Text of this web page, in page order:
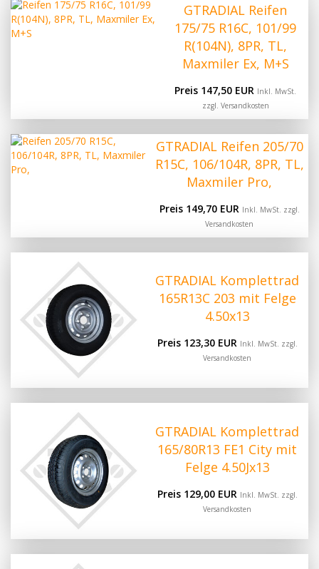
GTRADIAL Reifen
175/75 R16C, 101/99
R(104N), 8PR, TL,
Maxmiler Ex, M+S
Preis 147,50 EUR Inkl. MwSt.
zzgl. Versandkosten
GTRADIAL Reifen 205/70
R15C, 106/104R, 8PR, TL,
Maxmiler Pro,
Preis 149,70 EUR Inkl. MwSt. zzgl.
Versandkosten
GTRADIAL Komplettrad
165R13C 203 mit Felge
4.50x13
Preis 123,30 EUR Inkl. MwSt. zzgl.
Versandkosten
GTRADIAL Komplettrad
165/80R13 FE1 City mit
Felge 4.50Jx13
Preis 129,00 EUR Inkl. MwSt. zzgl.
Versandkosten